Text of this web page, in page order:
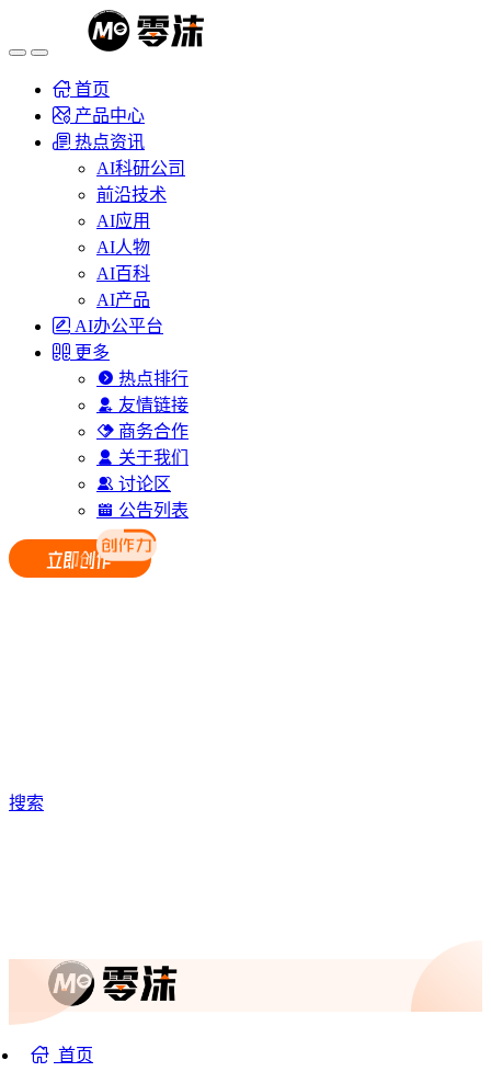
首页
产品中心
热点资讯
AI科研公司
前沿技术
AI应用
AI人物
AI百科
AI产品
AI办公平台
更多
热点排行
友情链接
商务合作
关于我们
讨论区
公告列表
搜索
首页